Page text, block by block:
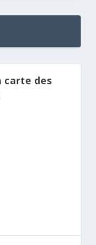
carte des